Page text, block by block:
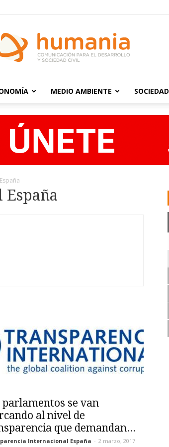
MEDIO AMBIENTE SOCIEDAD
parlamentos se van
al nivel de
que demandan...
Internacional España - 2 marzo, 2017